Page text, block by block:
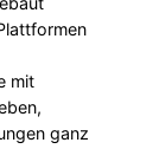
mit
ganz